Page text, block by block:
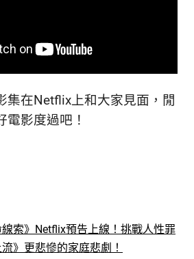
集在Netflix上和大家見面，閒
電影度過吧！
索》Netflix預告上線！挑戰人性罪
》更悲慘的家庭悲劇！